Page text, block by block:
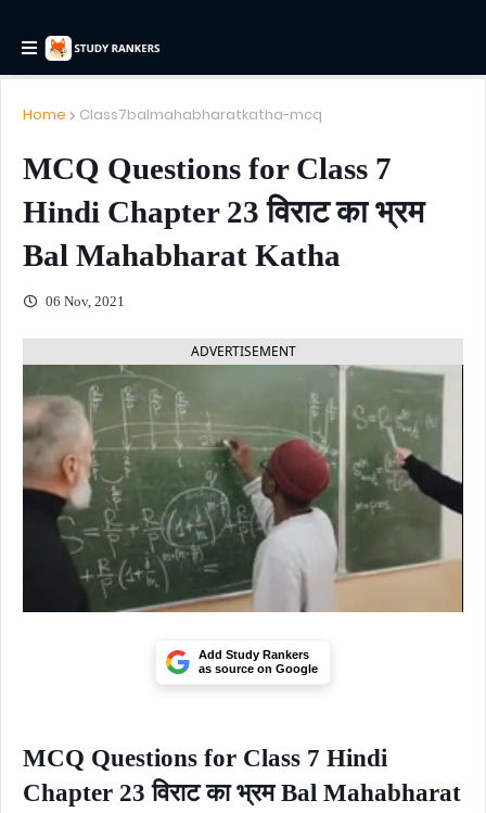
Home Class7balmahabharatkatha-mcq
MCQ Questions for Class 7
Hindi Chapter 23 विराट का भ्रम
Bal Mahabharat Katha
06 Nov, 2021
ADVERTISEMENT
Add Study Rankers
as source on Google
MCQ Questions for Class 7 Hindi
Chapter 23 विराट का भ्रम Bal Mahabharat